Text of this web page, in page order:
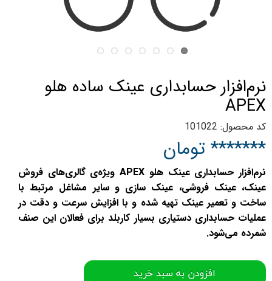
نرم‌افزار حسابداری عینک ساده هلو
APEX
کد محصول: 101022
******* تومان
نرم‌افزار حسابداری عینک هلو APEX ویژه‌ی گالری‌های فروش
عینک، عینک فروشی، عینک سازی و سایر مشاغل مرتبط با
ساخت و تعمیر عینک تهیه شده و با افزایش سرعت و دقت در
عملیات حسابداری دستیاری بسیار کاربلد برای فعالان این صنف
شمرده می‌شود.
افزودن به سبد خرید